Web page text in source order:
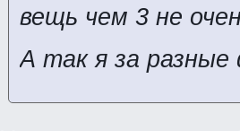
вещь чем 3 не
А так я за разные